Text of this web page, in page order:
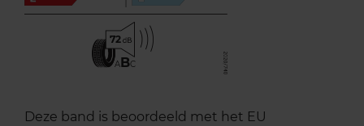
72
ABC
Deze band is beoordeeld met het EU